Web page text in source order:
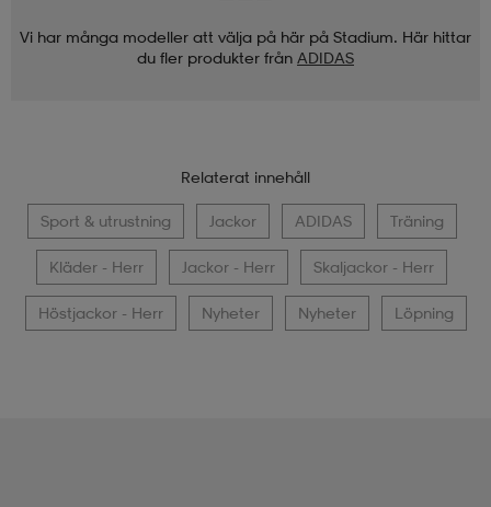
Vi har många modeller att välja på här på Stadium. Här hittar
du fler produkter från ADIDAS
Relaterat innehåll
Sport & utrustning Jackor ADIDAS Träning
Kläder - Herr Jackor - Herr Skaljackor - Herr
Höstjackor - Herr Nyheter Nyheter Löpning